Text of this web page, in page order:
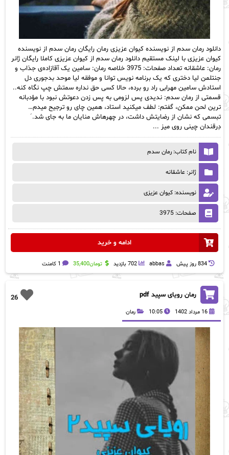
دانلود رمان سدم از نویسنده کیوان عزیزی رمان رایگان رمان سدم از نویسنده
کیوان عزیزی با لینک مستقیم دانلود رمان سدم از کیوان عزیزی کاملا رایگان ژانر
رمان: عاشقانه تعداد صفحات: 3975 خلاصه رمان: سامین یک آقازاده‌ی جذاب و
جنتلمن لیا دختری که یک برنامه‌ نویس توانا و موفقه لیا موحد بدجوری دل
استادش سامین مهرابی راد رو برده، حالا کسی حق نداره سمتش چپ نگاه کنه..
قسمتی از رمان سدم: ندیدی پس لزومی به پس زدن دعوتش نبود با مؤدبانه
ترین لحن ممکن، گفتم: لطف میکنید استاد، همین چای رو ترجیح میدم…
تبسمی که نشان از رضایتش داشت، در چهرهاش منایان ما به جای شد. َ
دِرقندان چینی روی میز ...
نام کتاب: رمان سدم
ژانر: عاشقانه
نویسنده: کیوان عزیزی
صفحات: 3975
ادامه و خرید
834 روز پيش abbas 702 بازدید تومان35,400 1 کامنت
26 رمان رویای سپید‌ pdf
16 مرداد 1402 10:05 رمان